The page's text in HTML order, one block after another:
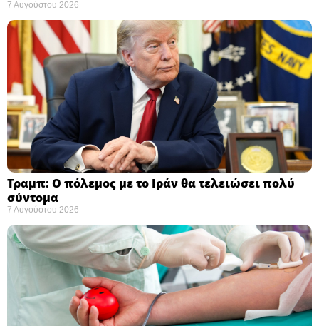
7 Αυγούστου 2026
Τραμπ: Ο πόλεμος με το Ιράν θα τελειώσει πολύ
σύντομα ​
7 Αυγούστου 2026